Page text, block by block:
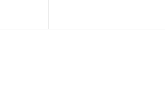
OPCIÓK VÁLASZTÁSA